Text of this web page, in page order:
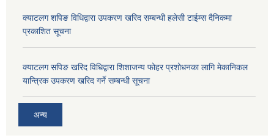
क्याटलग शपिङ विधिद्वारा उपकरण खरिद सम्बन्धी हलेसी टाईम्स दैनिकमा
प्रकाशित सूचना
क्याटलग सपिङ खरिद विधिद्वारा शिशाजन्य फोहर प्रशोधनका लागि मेकानिकल
यान्त्रिक उपकरण खरिद गर्ने सम्बन्धी सूचना
अन्य